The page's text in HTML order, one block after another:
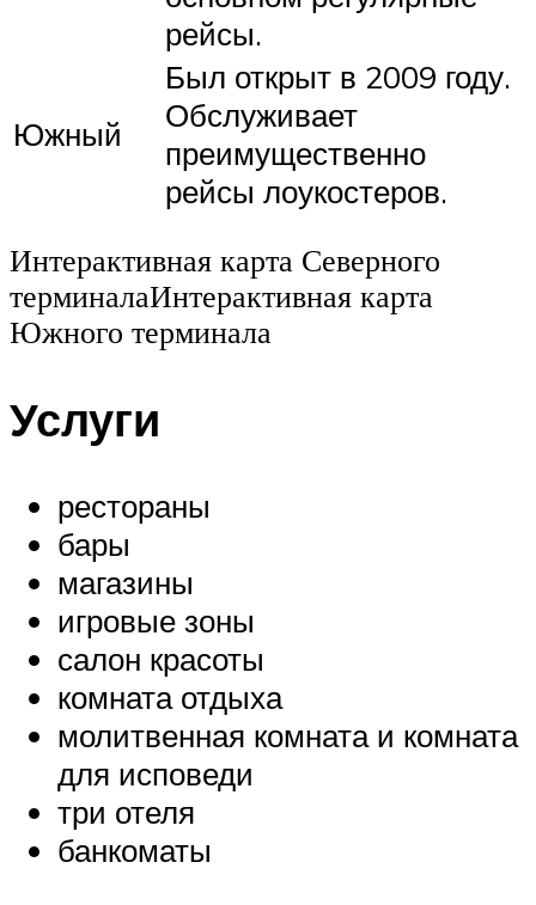
рейсы.
Южный
Был открыт в 2009 году.
Обслуживает
преимущественно
рейсы лоукостеров.
Интерактивная карта Северного
терминалаИнтерактивная карта
Южного терминала
Услуги
рестораны
бары
магазины
игровые зоны
салон красоты
комната отдыха
молитвенная комната и комната
для исповеди
три отеля
банкоматы